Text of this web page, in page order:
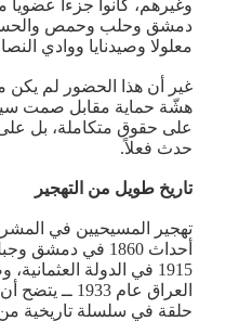
وغيرهم، كانوا جزءاً
دمشق وحلب وحمص
معلولا وصيدنايا ووادي
غير أن هذا الحضور لم يكن
هشّة حماية مقابل صمت
على حقوق متكاملة، بل على
حدث فعلاً.
تاريخ طويل من التهجير
تهجير المسيحيين في
أحداث 1860 في
1915 في الدولة
العراق عام
حلقة في سلسلة تاريخية